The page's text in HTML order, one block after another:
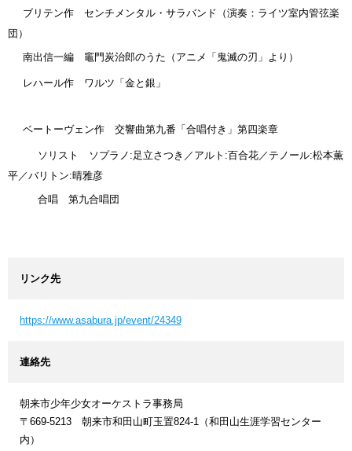
ブリテン作 センチメンタル・サラバンド（演奏：ライツ室内管弦楽
団）
南出信一編 竈門炭治郎のうた（アニメ「鬼滅の刃」より）
レハール作 ワルツ「金と銀」
ベートーヴェン作 交響曲第九番「合唱付き」第四楽章
ソリスト ソプラノ:足立さつき／アルト:百合花／テノール:松本薫
平／バリトン:晴雅彦
合唱 第九合唱団
リンク先
https://www.asabura.jp/event/24349
連絡先
朝来市少年少女オーケストラ事務局
〒669-5213 朝来市和田山町玉置824-1（和田山生涯学習センター
内）